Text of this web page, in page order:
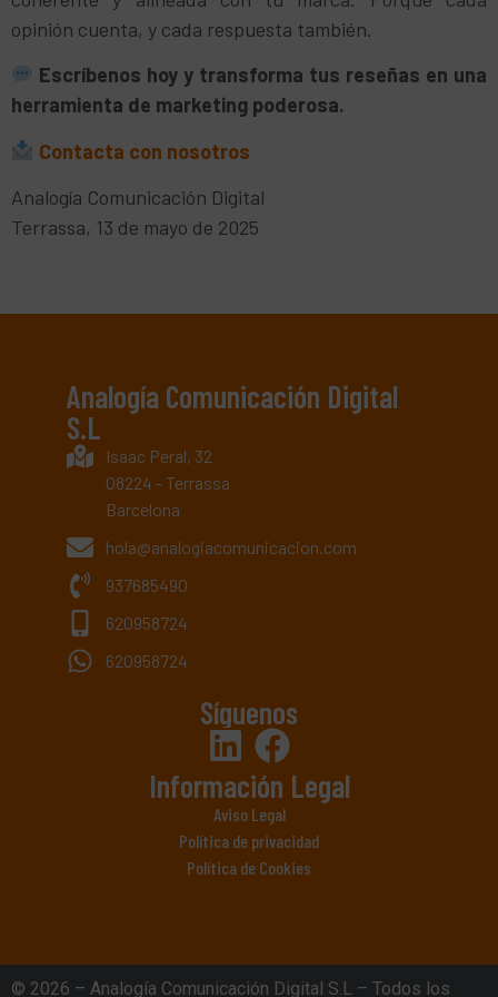
opinión cuenta, y cada respuesta también.
Escríbenos hoy y transforma tus reseñas en una
herramienta de marketing poderosa.
Contacta con nosotros
Analogía Comunicación Digital
Terrassa, 13 de mayo de 2025
Analogía Comunicación Digital
S.L
Isaac Peral, 32
08224 - Terrassa
Barcelona
hola@analogiacomunicacion.com
937685490
620958724
620958724
Síguenos
Información Legal
Aviso Legal
Política de privacidad
Política de Cookies
© 2026 – Analogía Comunicación Digital S.L – Todos los